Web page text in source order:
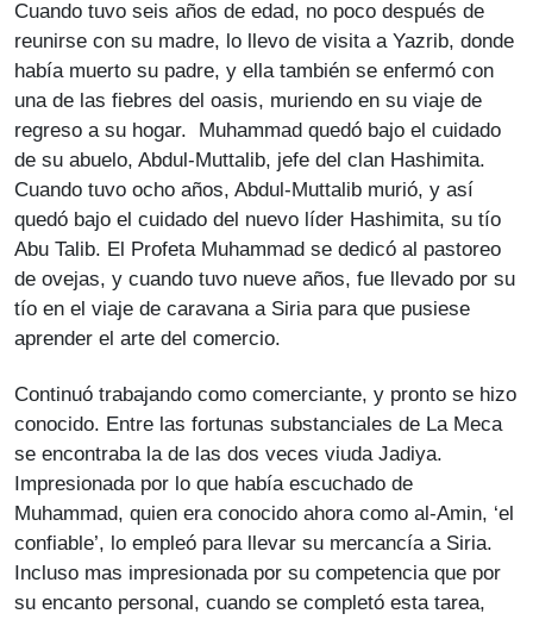
Cuando tuvo seis años de edad, no poco después de
reunirse con su madre, lo llevo de visita a Yazrib, donde
había muerto su padre, y ella también se enfermó con
una de las fiebres del oasis, muriendo en su viaje de
regreso a su hogar. Muhammad quedó bajo el cuidado
de su abuelo, Abdul-Muttalib, jefe del clan Hashimita.
Cuando tuvo ocho años, Abdul-Muttalib murió, y así
quedó bajo el cuidado del nuevo líder Hashimita, su tío
Abu Talib. El Profeta Muhammad se dedicó al pastoreo
de ovejas, y cuando tuvo nueve años, fue llevado por su
tío en el viaje de caravana a Siria para que pusiese
aprender el arte del comercio.
Continuó trabajando como comerciante, y pronto se hizo
conocido. Entre las fortunas substanciales de La Meca
se encontraba la de las dos veces viuda Jadiya.
Impresionada por lo que había escuchado de
Muhammad, quien era conocido ahora como al-Amin, ‘el
confiable’, lo empleó para llevar su mercancía a Siria.
Incluso mas impresionada por su competencia que por
su encanto personal, cuando se completó esta tarea,